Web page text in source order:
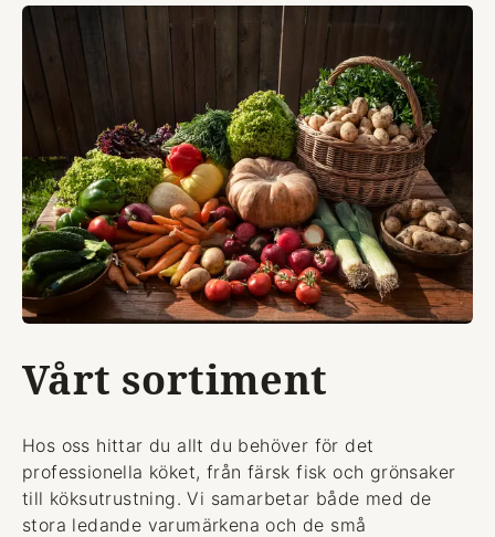
Vårt sortiment
Hos oss hittar du allt du behöver för det
professionella köket, från färsk fisk och grönsaker
till köksutrustning. Vi samarbetar både med de
stora ledande varumärkena och de små